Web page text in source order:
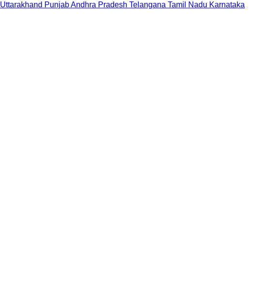
Uttarakhand PunjabAndhra Pradesh Telangana Tamil Nadu Karnataka